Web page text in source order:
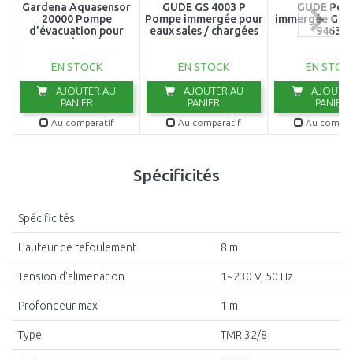
Gardena Aquasensor
20000 Pompe
d'évacuation pour
eaux chargées
9044-20
EN STOCK
AJOUTER AU
PANIER
Au comparatif
GÜDE GS 4003 P
Pompe immergée pour
eaux sales / chargées
94638
EN STOCK
AJOUTER AU
PANIER
Au comparatif
GÜDE
immergée GS
94630
EN
PANIER
Au
Spécificités
Spécificités
Hauteur de refoulement 8 m
Tension d'alimenation 1~230 V, 50 Hz
Profondeur max 1 m
Type TMR 32/8